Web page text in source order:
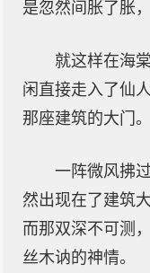
是忽然间胀了胀
就这样在海
闲直接走入了仙
那座建筑的大门。
一阵微风拂
然出现在了建筑
而那双深不可测
丝木讷的神情。